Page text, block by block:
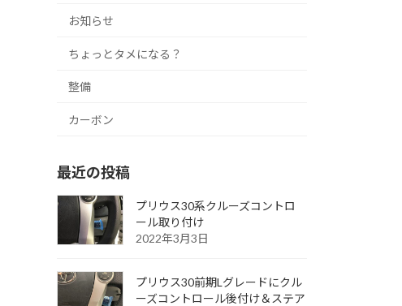
お知らせ
ちょっとタメになる？
整備
カーボン
最近の投稿
プリウス30系クルーズコントロ
ール取り付け
2022年3月3日
プリウス30前期Lグレードにクル
ーズコントロール後付け＆ステア